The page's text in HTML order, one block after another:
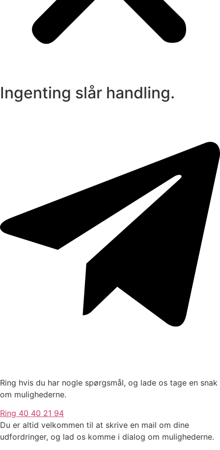
Ingenting slår handling.
Ring hvis du har nogle spørgsmål, og lade os tage en snak
om mulighederne.
Ring 40 40 21 94
Du er altid velkommen til at skrive en mail om dine
udfordringer, og lad os komme i dialog om mulighederne.